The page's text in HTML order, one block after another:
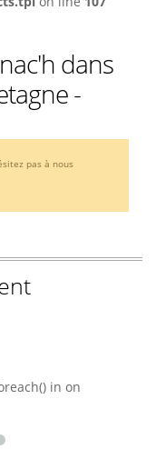
dans
-
pas à nous
in on